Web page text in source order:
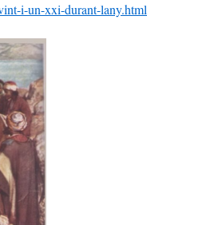
i-un-xxi-durant-lany.html